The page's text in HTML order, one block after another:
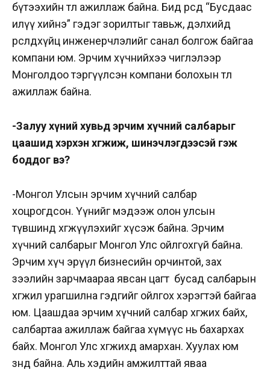
бүтээхийн төлөө ажиллаж байна. Бид өөрсдөө “Бусдаас
илүү хийнэ” гэдэг зорилтыг тавьж, дэлхийд
өрсөлдөхүйц инженерчлэлийг санал болгож байгаа
компани юм. Эрчим хүчнийхээ чиглэлээр
Монголдоо тэргүүлсэн компани болохын төлөө
ажиллаж байна.
-Залуу хүний хувьд эрчим хүчний салбарыг
цаашид хэрхэн хөгжиж, шинэчлэгдээсэй гэж
боддог вэ?
-Монгол Улсын эрчим хүчний салбар
хоцрогдсон. Үүнийг мэдээж олон улсын
түвшинд хөгжүүлэхийг хүсэж байна. Эрчим
хүчний салбарыг Монгол Улс ойлгохгүй байна.
Эрчим хүч эрүүл бизнесийн орчинтой, зах
зээлийн зарчмаараа явсан цагт бусад салбарын
хөгжил урагшилна гэдгийг ойлгох хэрэгтэй байгаа
юм. Цаашдаа эрчим хүчний салбар хөгжих байх,
салбартаа ажиллаж байгаа хүмүүс нь бахархах
байх. Монгол Улс хөгжихөд амархан. Хуулах юм
зөндөө байна. Аль хэдийн амжилттай яваа